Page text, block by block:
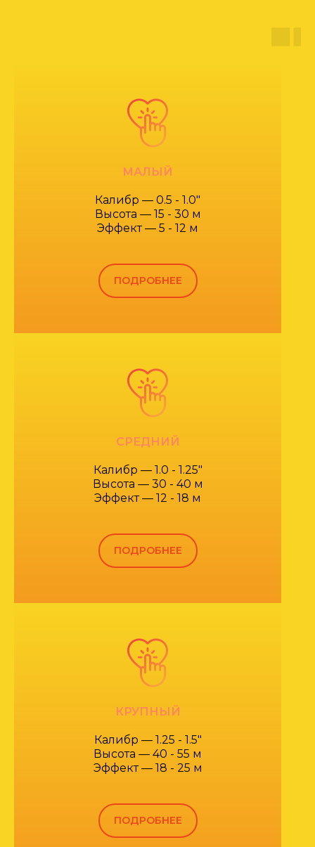
МАЛЫЙ
Калибр — 0.5 - 1.0"
Высота — 15 - 30 м
Эффект — 5 - 12 м
ПОДРОБНЕЕ
СРЕДНИЙ
Калибр — 1.0 - 1.25"
Высота — 30 - 40 м
Эффект — 12 - 18 м
ПОДРОБНЕЕ
КРУПНЫЙ
Калибр — 1.25 - 1.5"
Высота — 40 - 55 м
Эффект — 18 - 25 м
ПОДРОБНЕЕ